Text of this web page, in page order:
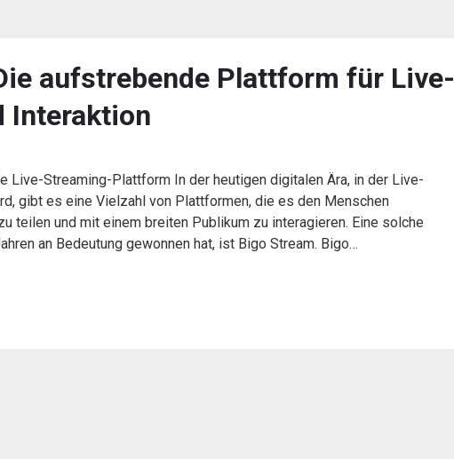
aufstrebende Plattform für Live-
Interaktion
Live-Streaming-Plattform In der heutigen digitalen Ära, in der Live-
gibt es eine Vielzahl von Plattformen, die es den Menschen
teilen und mit einem breiten Publikum zu interagieren. Eine solche
an Bedeutung gewonnen hat, ist Bigo Stream. Bigo…